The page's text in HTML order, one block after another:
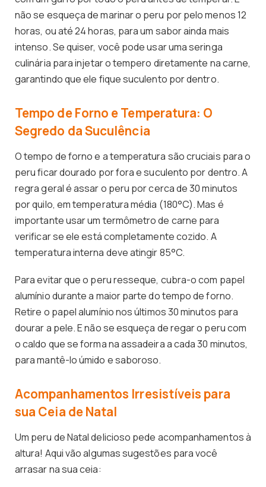
não se esqueça de marinar o peru por pelo menos 12
horas, ou até 24 horas, para um sabor ainda mais
intenso. Se quiser, você pode usar uma seringa
culinária para injetar o tempero diretamente na carne,
garantindo que ele fique suculento por dentro.
Tempo de Forno e Temperatura: O
Segredo da Suculência
O tempo de forno e a temperatura são cruciais para o
peru ficar dourado por fora e suculento por dentro. A
regra geral é assar o peru por cerca de 30 minutos
por quilo, em temperatura média (180°C). Mas é
importante usar um termômetro de carne para
verificar se ele está completamente cozido. A
temperatura interna deve atingir 85°C.
Para evitar que o peru resseque, cubra-o com papel
alumínio durante a maior parte do tempo de forno.
Retire o papel alumínio nos últimos 30 minutos para
dourar a pele. E não se esqueça de regar o peru com
o caldo que se forma na assadeira a cada 30 minutos,
para mantê-lo úmido e saboroso.
Acompanhamentos Irresistíveis para
sua Ceia de Natal
Um peru de Natal delicioso pede acompanhamentos à
altura! Aqui vão algumas sugestões para você
arrasar na sua ceia: